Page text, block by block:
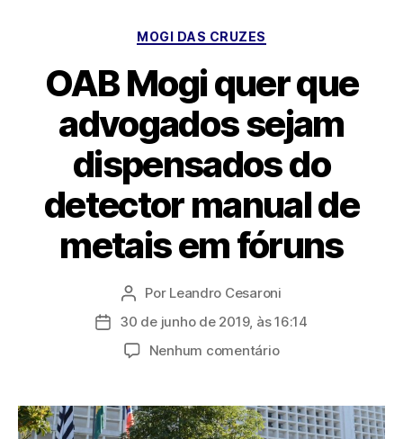
Categorias
MOGI DAS CRUZES
OAB Mogi quer que
advogados sejam
dispensados do
detector manual de
metais em fóruns
Autor
do
Por Leandro Cesaroni
Data
publicação
30 de junho de 2019, às 16:14
Nenhum comentárioem
quer
que